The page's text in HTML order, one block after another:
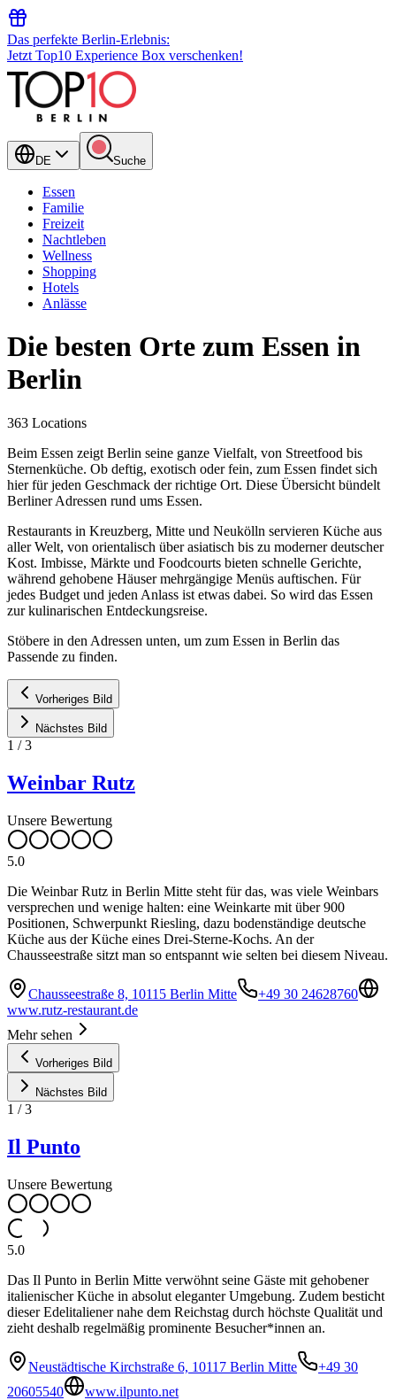
Das perfekte Berlin-Erlebnis:
Jetzt Top10 Experience Box verschenken!
DE Suche
Essen
Familie
Freizeit
Nachtleben
Wellness
Shopping
Hotels
Anlässe
Die besten Orte zum Essen in
Berlin
363 Locations
Beim Essen zeigt Berlin seine ganze Vielfalt, von Streetfood bis
Sternenküche. Ob deftig, exotisch oder fein, zum Essen findet sich
hier für jeden Geschmack der richtige Ort. Diese Übersicht bündelt
Berliner Adressen rund ums Essen.
Restaurants in Kreuzberg, Mitte und Neukölln servieren Küche aus
aller Welt, von orientalisch über asiatisch bis zu moderner deutscher
Kost. Imbisse, Märkte und Foodcourts bieten schnelle Gerichte,
während gehobene Häuser mehrgängige Menüs auftischen. Für
jedes Budget und jeden Anlass ist etwas dabei. So wird das Essen
zur kulinarischen Entdeckungsreise.
Stöbere in den Adressen unten, um zum Essen in Berlin das
Passende zu finden.
Vorheriges Bild
Nächstes Bild
1 /3
Weinbar Rutz
Unsere Bewertung
5.0
Die Weinbar Rutz in Berlin Mitte steht für das, was viele Weinbars
versprechen und wenige halten: eine Weinkarte mit über 900
Positionen, Schwerpunkt Riesling, dazu bodenständige deutsche
Küche aus der Küche eines Drei-Sterne-Kochs. An der
Chausseestraße sitzt man so entspannt wie selten bei diesem Niveau.
Chausseestraße 8, 10115 Berlin Mitte
+49 30 24628760
www.rutz-restaurant.de
Mehr sehen
Vorheriges Bild
Nächstes Bild
1 /3
Il Punto
Unsere Bewertung
5.0
Das Il Punto in Berlin Mitte verwöhnt seine Gäste mit gehobener
italienischer Küche in absolut eleganter Umgebung. Zudem besticht
dieser Edelitaliener nahe dem Reichstag durch höchste Qualität und
zieht deshalb regelmäßig prominente Besucher*innen an.
Neustädtische Kirchstraße 6, 10117 Berlin Mitte
+49 30
20605540
www.ilpunto.net